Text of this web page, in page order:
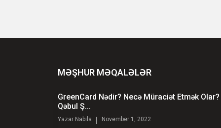
MƏŞHUR MƏQALƏLƏR
GreenCard Nədir? Necə Müraciət Etmək Olar?
Qəbul Ş...
Yazar Nabila November 1, 2022